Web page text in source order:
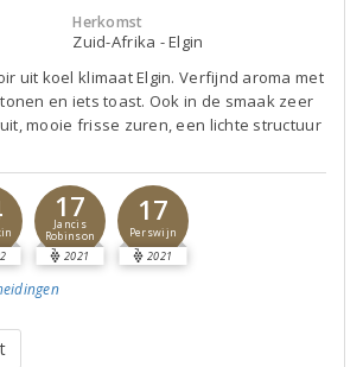
Herkomst
Zuid-Afrika - Elgin
uit koel klimaat Elgin. Verfijnd aroma met
en iets toast. Ook in de smaak zeer
mooie frisse zuren, een lichte structuur
17
Jancis
Robinson
2021
17
Perswijn
2021